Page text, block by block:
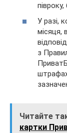
У разі,
місяця,
з
Читайте
картки